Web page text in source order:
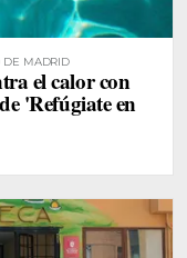
DE MADRID
el calor con
'Refúgiate en